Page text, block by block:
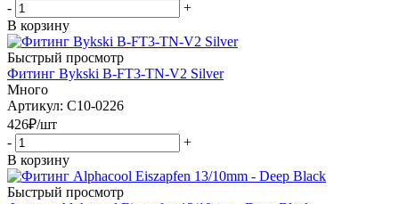
-
+
В корзину
Быстрый просмотр
Фитинг Bykski B-FT3-TN-V2 Silver
Много
Артикул: C10-0226
426₽/шт
-
+
В корзину
Быстрый просмотр